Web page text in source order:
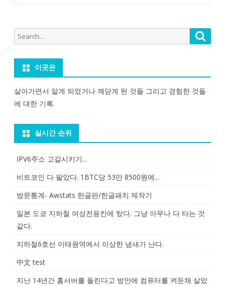
Search
for:
이곳은
살아가면서 알게 되었거나 깨닫게 된 것들 그리고 경험한 것들
에 대한 기록.
실시간 순위
IPV6주소 고갈시키기...
비트코인 다 팔았다. 1BTC당 53만 8500원에...
방문통계- Awstats 한글판/한글패치 제작기
일본 도쿄 지하철 여성전용칸에 탔다. 그냥 아무나 다 타는 것
같다.
지하철6호선 이태원역에서 이상한 냄새가 난다.
中文 test
지난 14년간 홈서버를 돌린다고 방안에 컴퓨터를 켜둔채 살았